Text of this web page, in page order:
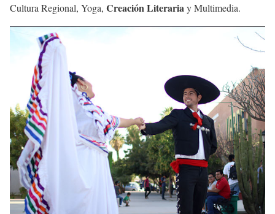
Cultura Regional, Yoga, Creación Literariay Multimedia.